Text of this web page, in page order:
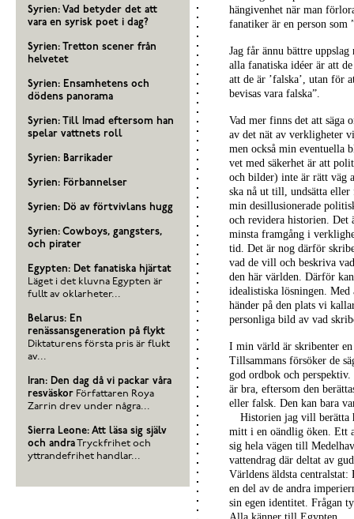
hängivenhet när man
fanatiker är en person som
Jag får ännu bättre
alla fanatiska idéer är att
att de är ’falska’, utan för
bevisas vara falska”.
Vad mer finns det att säga
av det nät av verkligheter
men också min eventuella
vet med säkerhet är att
och bilder) inte är rätt väg
ska nå ut till, undsätta
min desillusionerade
och revidera historien. Det
minsta framgång i
tid. Det är nog därför
vad de vill och beskriva
den här världen. Därför
idealistiska lösningen. Med
händer på den plats vi
personliga bild av vad
I min värld är skribenter en
Tillsammans försöker de
god ordbok och
är bra, eftersom den
eller falsk. Den kan bara
Historien jag vill berätta
mitt i en oändlig öken. Ett
sig hela vägen till
vattendrag där deltat av
Världens äldsta
en del av de andra
sin egen identitet. Frågan
Syrien: Vad betyder det att
vara en syrisk poet i dag?
Syrien: Tretton scener från
helvetet
Syrien: Ensamhetens och
dödens panorama
Syrien: Till Imad eftersom han
spelar vattnets roll
Syrien: Barrikader
Syrien: Förbannelser
Syrien: Dö av förtvivlans hugg
Syrien: Cowboys, gangsters,
och pirater
Egypten: Det fanatiska hjärtat
Läget i det kluvna Egypten är
fullt av oklarheter...
Belarus: En
renässansgeneration på flykt
Diktaturens första pris är flukt
av...
Iran: Den dag då vi packar våra
resväskor Författaren Roya
Zarrin drev under några...
Sierra Leone: Att läsa sig själv
och andraTryckfrihet och
yttrandefrihet handlar...